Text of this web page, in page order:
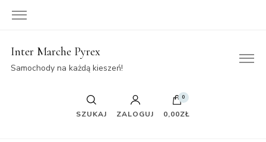
Inter Marche Pyrex
Samochody na każdą kieszeń!
SZUKAJ ZALOGUJ
0
0,00ZŁ